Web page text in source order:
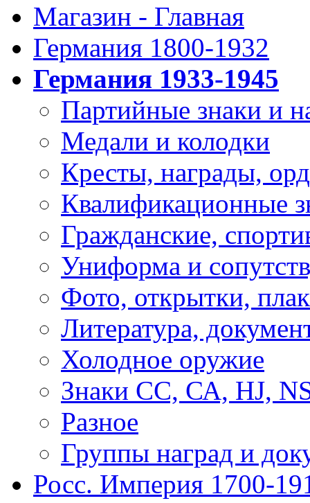
Магазин - Главная
Германия 1800-1932
Германия 1933-1945
Партийные знаки и
Медали и колодки
Кресты, награды,
Квалификационные
Гражданские,
Униформа и
Фото, открытки,
Литература,
Холодное оружие
Знаки СС, СА, HJ,
Разное
Группы наград и
Росс. Империя 1700-